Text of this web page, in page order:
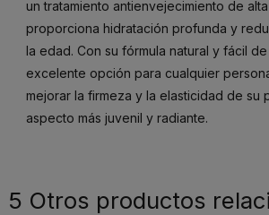
un tratamiento antienvejecimiento de
proporciona hidratación profunda y
la edad. Con su fórmula natural y fácil de
excelente opción para cualquier
mejorar la firmeza y la elasticidad de su
aspecto más juvenil y radiante.
5 Otros productos